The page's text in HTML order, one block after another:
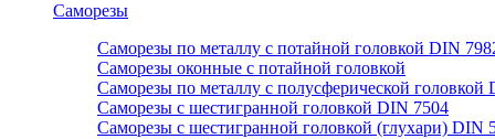
Саморезы
Саморезы по металлу с потайной головкой DIN
Саморезы оконные с потайной головкой
Саморезы по металлу с полусферической головкой
Саморезы с шестигранной головкой DIN 7504
Саморезы с шестигранной головкой (глухари) DIN